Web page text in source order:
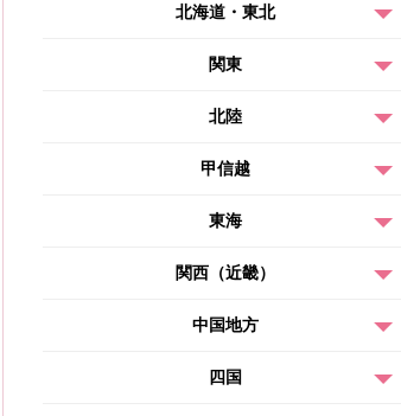
北海道・東北
関東
北陸
甲信越
東海
関西（近畿）
中国地方
四国